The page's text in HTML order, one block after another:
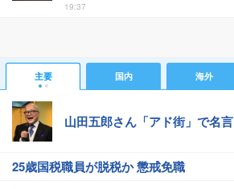
19:37
主要 国内 海外
山田五郎さん「アド街」で名言
25歳国税職員が脱税か 懲戒免職